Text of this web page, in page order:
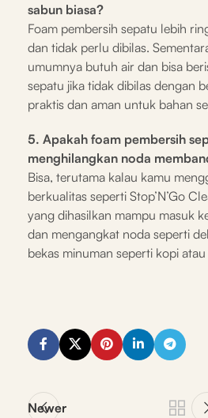
sabun biasa?
Foam pembersih sepatu lebih
dan tidak perlu dibilas.
umumnya butuh air dan bisa
sepatu jika tidak dibilas dengan
praktis dan aman untuk bahan
5. Apakah foam pembersih
menghilangkan noda
Bisa, terutama kalau kamu
berkualitas seperti Stop’N’Go
yang dihasilkan mampu masuk
dan mengangkat noda seperti
bekas minuman seperti kopi
Newer